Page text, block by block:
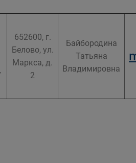
652600, г.
Белово, ул.
Маркса, д.
2
Байбородина
Татьяна
Владимировна